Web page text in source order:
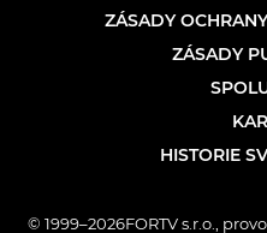
ZÁSADY
ZÁSADY
HISTORIE
© 1999–2026FORTV s.r.o.,